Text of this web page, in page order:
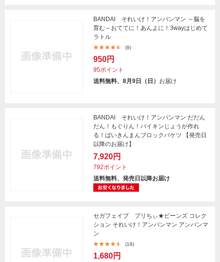
BANDAI それいけ！アンパンマン ～脳を
育む～おててに！あんよに！3wayはじめて
ラトル
(9)
950円
95ポイント
送料無料、8月9日（日） お届け
BANDAI それいけ！アンパンマン だだん
だん！もぐりん！バイキンじょうが作れ
る！ばいきんまんブロックバケツ 【発売日
以降のお届け】
7,920円
792ポイント
送料無料、発売日以降お届け
セガフェイブ プリちぃ★ビーンズ コレク
ション それいけ！アンパンマン アンパンマ
ン
(19)
1,680円